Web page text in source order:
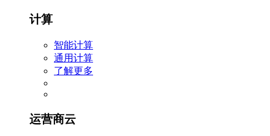
计算
智能计算
通用计算
了解更多
运营商云